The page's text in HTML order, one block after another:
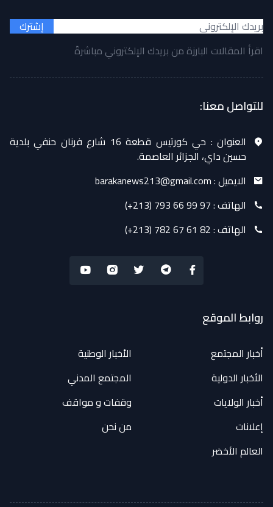
إشترك
اقرأ المقالات البارزة من بريدك الإلكتروني مباشرةً
للتواصل معنا:
العنوان :
حي كورتيس قطعة 16 شارع فرنان حنفي بلدية
حسين داي، الجزائر العاصمة.
الايميل :barakanews213@gmail.com
الهاتف :(+213) 793 66 99 97
الهاتف :(+213) 782 67 61 82
روابط الموقع
أخبار المجتمع
الأخبار الوطنية
الأخبار الدولية
المجتمع المدني
أخبار الولايات
وقفات و مواقف
إعلانات
من نحن
العالم الأخضر